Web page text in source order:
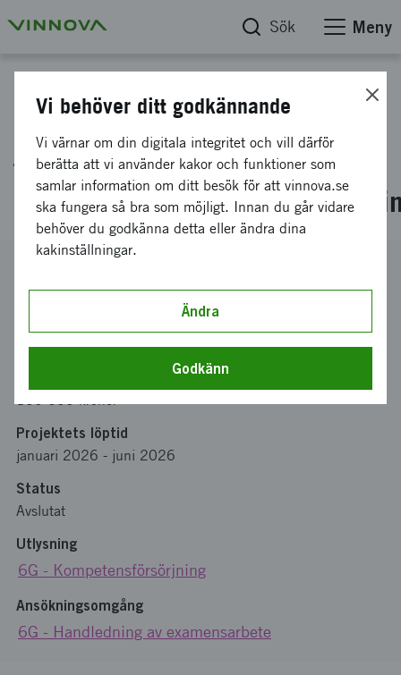
Sök Meny
Effektreglering av pilotsignaler
för
2025-04383
Ericsson AB
100 000 kronor
Projektets löptid
januari 2026 - juni 2026
Status
Avslutat
Utlysning
6G - Kompetensförsörjning
Ansökningsomgång
6G - Handledning av examensarbete
Vi behöver ditt godkännande
Vi värnar om din digitala integritet och vill därför
berätta att vi använder kakor och funktioner som
samlar information om ditt besök för att vinnova.se
ska fungera så bra som möjligt. Innan du går vidare
behöver du godkänna detta eller ändra dina
kakinställningar.
Ändra
Godkänn